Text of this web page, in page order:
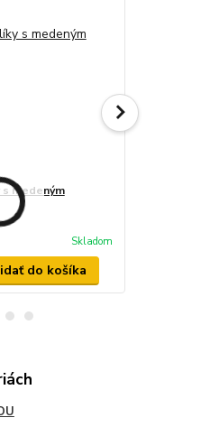
medeným
Skladom
do košíka